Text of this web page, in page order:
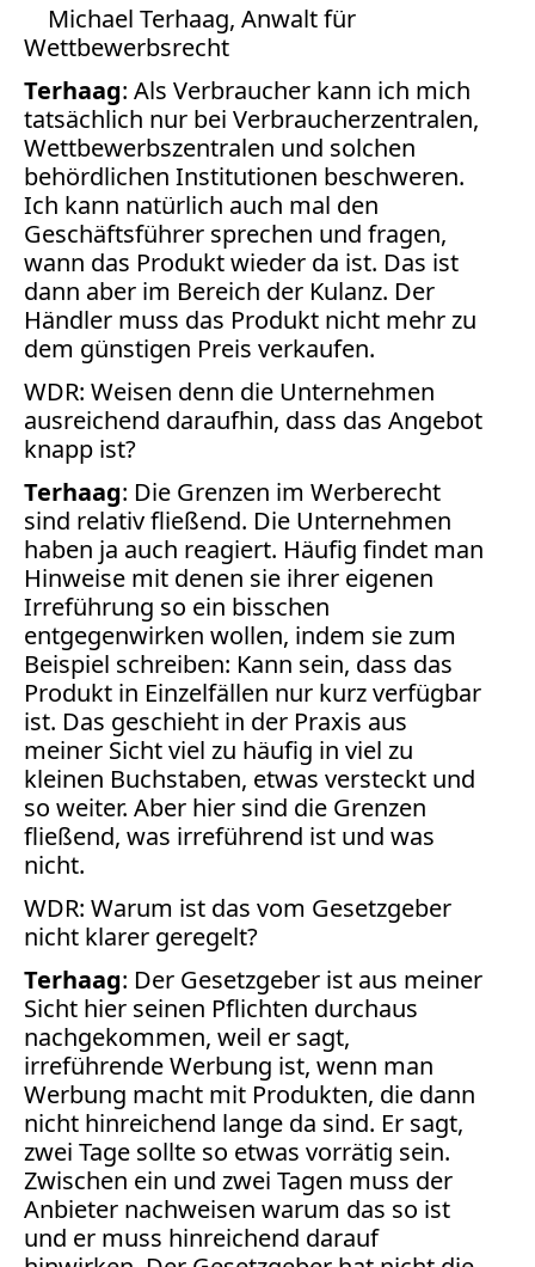
Michael Terhaag, Anwalt für
Wettbewerbsrecht
Terhaag: Als Verbraucher kann ich mich
tatsächlich nur bei Verbraucherzentralen,
Wettbewerbszentralen und solchen
behördlichen Institutionen beschweren.
Ich kann natürlich auch mal den
Geschäftsführer sprechen und fragen,
wann das Produkt wieder da ist. Das ist
dann aber im Bereich der Kulanz. Der
Händler muss das Produkt nicht mehr zu
dem günstigen Preis verkaufen.
WDR: Weisen denn die Unternehmen
ausreichend daraufhin, dass das Angebot
knapp ist?
Terhaag: Die Grenzen im Werberecht
sind relativ fließend. Die Unternehmen
haben ja auch reagiert. Häufig findet man
Hinweise mit denen sie ihrer eigenen
Irreführung so ein bisschen
entgegenwirken wollen, indem sie zum
Beispiel schreiben: Kann sein, dass das
Produkt in Einzelfällen nur kurz verfügbar
ist. Das geschieht in der Praxis aus
meiner Sicht viel zu häufig in viel zu
kleinen Buchstaben, etwas versteckt und
so weiter. Aber hier sind die Grenzen
fließend, was irreführend ist und was
nicht.
WDR: Warum ist das vom Gesetzgeber
nicht klarer geregelt?
Terhaag: Der Gesetzgeber ist aus meiner
Sicht hier seinen Pflichten durchaus
nachgekommen, weil er sagt,
irreführende Werbung ist, wenn man
Werbung macht mit Produkten, die dann
nicht hinreichend lange da sind. Er sagt,
zwei Tage sollte so etwas vorrätig sein.
Zwischen ein und zwei Tagen muss der
Anbieter nachweisen warum das so ist
und er muss hinreichend darauf